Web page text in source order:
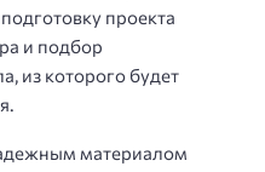
проекта
и подбор
из которого будет
материалом